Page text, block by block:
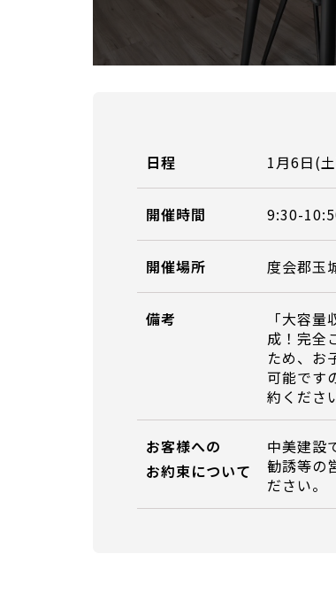
日程 1月6日(
開催時間 9:30-
開催場所 度会郡玉
備考
「大容
成！完全
ため、お
可能です
約くださ
お客様への
お約束について
中美建設
勧誘等の
ださい。